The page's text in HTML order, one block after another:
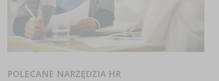
POLECANE NARZĘDZIA HR